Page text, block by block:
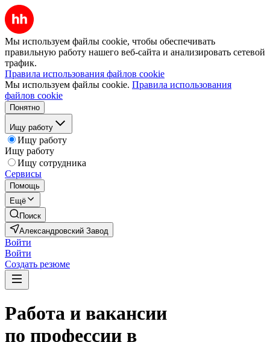
Мы используем файлы cookie, чтобы обеспечивать
правильную работу нашего веб-сайта и анализировать сетевой
трафик.
Правила использования файлов cookie
Мы используем файлы cookie. Правила использования
файлов cookie
Понятно
Ищу работу
Ищу работу
Ищу работу
Ищу сотрудника
Сервисы
Помощь
Ещё
Поиск
Александровский Завод
Войти
Войти
Создать резюме
Работа и вакансии
по профессии в